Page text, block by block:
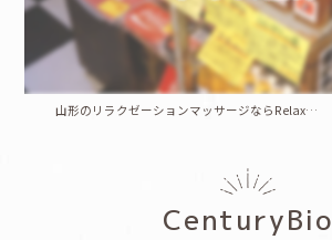
山形のリラクゼーションマッサージならRelaxationSpace ユタカフェ
CenturyBio